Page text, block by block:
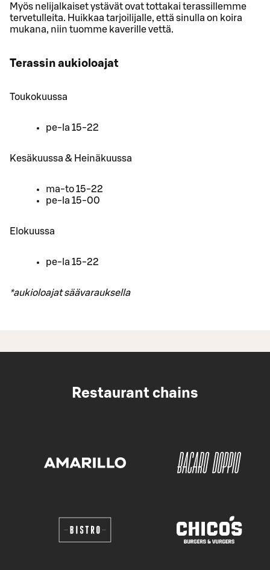
Myös nelijalkaiset ystävät ovat tottakai terassillemme
tervetulleita. Huikkaa tarjoilijalle, että sinulla on koira
mukana, niin tuomme kaverille vettä.
Terassin aukioloajat
Toukokuussa
pe-la 15-22
Kesäkuussa & Heinäkuussa
ma-to 15-22
pe-la 15-00
Elokuussa
pe-la 15-22
*aukioloajat säävarauksella
Restaurant chains